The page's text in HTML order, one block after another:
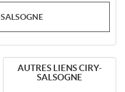
AUTRES LIENS CIRY-
SALSOGNE